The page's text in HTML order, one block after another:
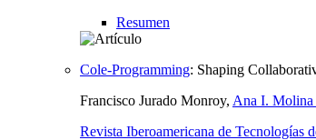
Resumen
Cole-Programming: Shaping
Francisco Jurado Monroy, Ana I.
Revista Iberoamericana de Tecnologías